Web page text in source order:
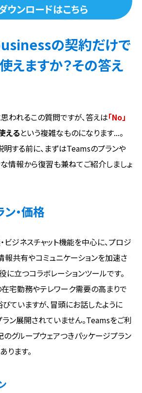
ウンロードはこちら
の契約だけで
えますか？その答え
われるこの質問ですが、答えは「No」
えるという複雑なものになります...。
明する前に、まずはTeamsのプランや
情報から復習も兼ねてご紹介しましょ
・価格
ビジネスチャット機能を中心に、プロジ
報共有やコミュニケーションを加速さ
に立つコラボレーションツールです。
宅勤務やテレワーク需要の高まりで
ていますが、冒頭にお話したように
ン展開されていません。Teamsをご利
のグループウェアつきパッケージプラン
ります。